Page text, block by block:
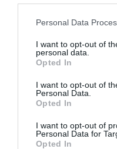
Personal Data
I want to opt-out of
personal data.
Opted In
I want to opt-out of
Personal Data.
Opted In
I want to opt-out of
Personal Data for
Opted In
à 4.83 km du point 40
Bretagne-d"Armagnacà 4.82 km
à 5.07 km du point 45
à 5.19 km du point 46
à 4.17 km du point 46